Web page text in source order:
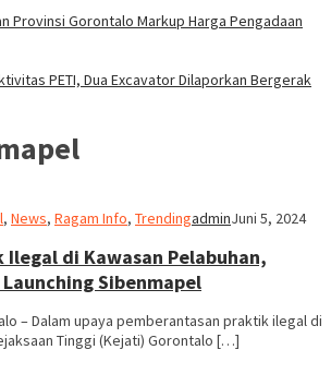
Provinsi Gorontalo Markup Harga Pengadaan
PETI, Dua Excavator Dilaporkan Bergerak
, News, Ragam Info, TrendingadminJuni 5, 2024
Ilegal di Kawasan Pelabuhan,
Sibenmapel
– Dalam upaya pemberantasan praktik ilegal di
Tinggi (Kejati) Gorontalo […]